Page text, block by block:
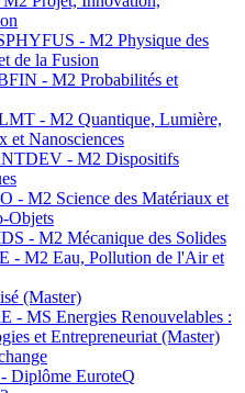
- M2 Physique des
de la Fusion
- M2 Probabilités et
- M2 Quantique, Lumière,
et Nanosciences
- M2 Dispositifs
- M2 Science des Matériaux et
Objets
- M2 Mécanique des Solides
- M2 Eau, Pollution de l'Air et
(Master)
- MS Energies Renouvelables :
et Entrepreneuriat (Master)
Diplôme EuroteQ